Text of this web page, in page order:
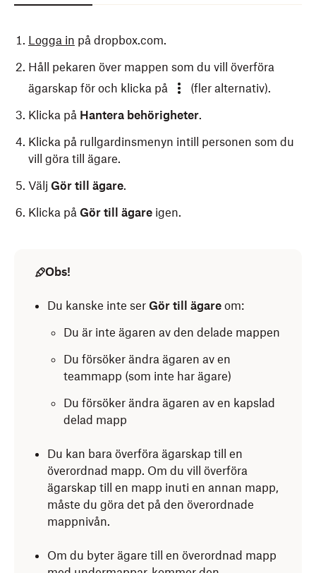
Logga in på dropbox.com.
Håll pekaren över mappen som du vill överföra
ägarskap för och klicka på
(fler alternativ).
Klicka på Hantera behörigheter.
Klicka på rullgardinsmenyn intill personen som du
vill göra till ägare.
Välj Gör till ägare.
Klicka på Gör till ägare igen.
eller Finder (Mac)
ägarskap till.
Dela ...bredvid Dropbox-ikonen.
Klicka på Vem har åtkomst.
vill göra till ägare.
Klicka påGör till ägareigen.
Tryck på
Tryck på namnet på personen som du vill göra till
Tryck påGör till ägare
Tryck på
Gör till ägare
Obs!
Du kanske inte ser Gör till ägare om:
Du är inte ägaren av den delade mappen
Du försöker ändra ägaren av en
teammapp (som inte har ägare)
Du försöker ändra ägaren av en kapslad
delad mapp
Du kan bara överföra ägarskap till en
överordnad mapp. Om du vill överföra
ägarskap till en mapp inuti en annan mapp,
måste du göra det på den överordnade
mappnivån.
Om du byter ägare till en överordnad mapp